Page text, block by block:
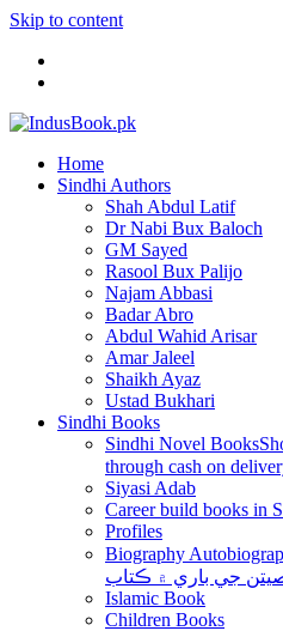
Skip to content
Home
Sindhi Authors
Shah Abdul Latif
Dr Nabi Bux Baloch
GM Sayed
Rasool Bux Palijo
Najam Abbasi
Badar Abro
Abdul Wahid Arisar
Amar Jaleel
Shaikh Ayaz
Ustad Bukhari
Sindhi Books
Sindhi Novel Books
Siyasi Adab
Career build books in
Profiles
Biography
جي باري ۾ ڪتاب
Islamic Book
Children Books